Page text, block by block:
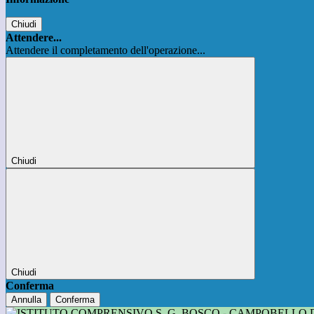
Chiudi
Attendere...
Attendere il completamento dell'operazione...
Chiudi
Chiudi
Conferma
Annulla Conferma